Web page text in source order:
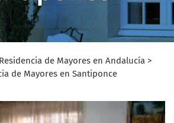
Residencia de Mayores en Andalucía >
de Mayores en Santiponce